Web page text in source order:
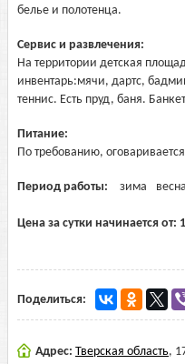
белье и полотенца.
Сервис и развлечения:
На территории детская
инвентарь:мячи, дартс,
теннис. Есть пруд, баня.
Питание:
По требованию,
Период работы: зима весна
Цена за сутки начинается от:
Поделиться:
Адрес: Тверская область,